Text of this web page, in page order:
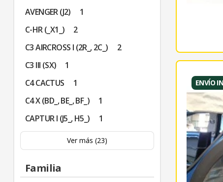
AVENGER (J2)
1
C-HR (_X1_)
2
C3 AIRCROSS I (2R_, 2C_)
2
C3 III (SX)
1
C4 CACTUS
1
C4 X (BD_, BE_, BF_)
1
CAPTUR I (J5_, H5_)
1
Ver más (23)
Familia
ENVÍO